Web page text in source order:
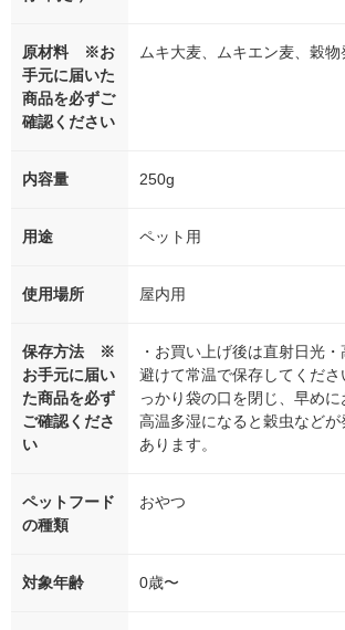
原材料 ※お
手元に届いた
商品を必ずご
確認ください
ムキ大麦、ムキエン麦、穀物
内容量 250g
用途 ペット用
使用場所 屋内用
保存方法 ※
お手元に届い
た商品を必ず
ご確認くださ
い
・お買い上げ後は直射日光
避けて常温で保存してくださ
っかり袋の口を閉じ、早めに
高温多湿になると穀虫など
あります。
ペットフード
の種類
おやつ
対象年齢 0歳〜